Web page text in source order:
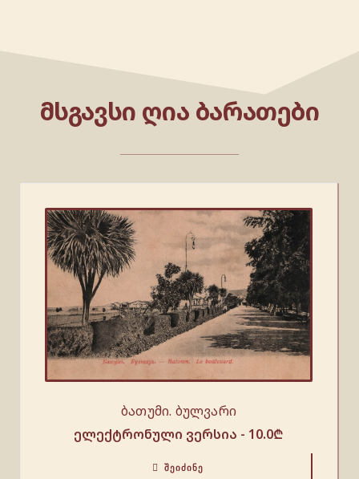
ᲛᲡᲒᲐᲕᲡᲘ ᲦᲘᲐ ᲑᲐᲠᲐᲗᲔᲑᲘ
ბათუმი. ბულვარი
ელექტრონული ვერსია - 10.0₾
ᲨᲔᲘᲫᲘᲜᲔ